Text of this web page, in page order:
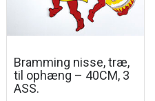
Bramming nisse, træ,
til ophæng – 40CM, 3
ASS.